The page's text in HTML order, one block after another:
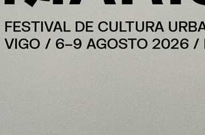
opinión enriquece este artículo: